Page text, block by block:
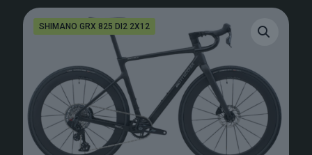
SHIMANO GRX 825 DI2 2X12